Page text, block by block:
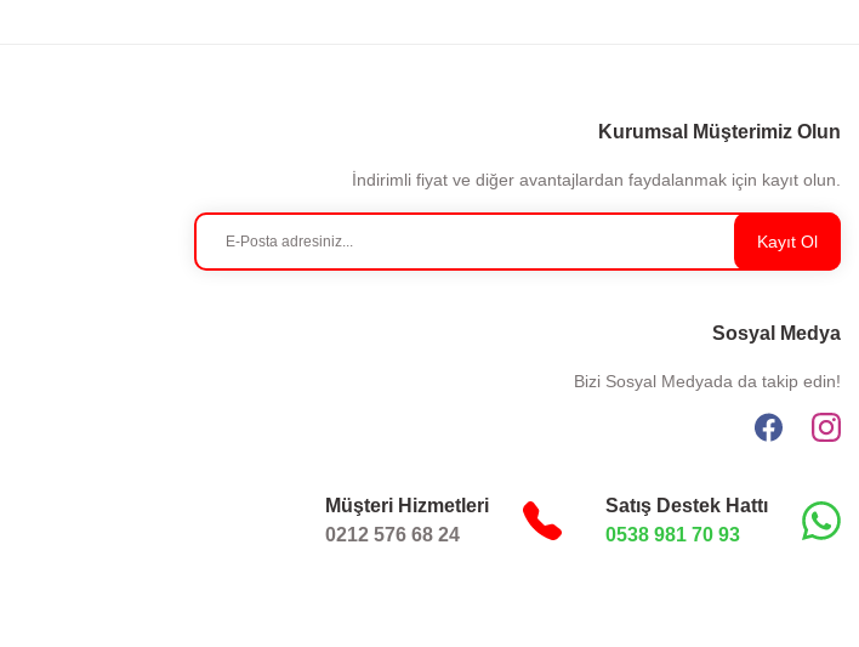
Kurumsal Müşterimiz Olun
İndirimli fiyat ve diğer avantajlardan faydalanmak için kayıt olun.
Kayıt Ol
Sosyal Medya
Bizi Sosyal Medyada da takip edin!
Müşteri Hizmetleri
0212 576 68 24
Satış Destek Hattı
0538 981 70 93